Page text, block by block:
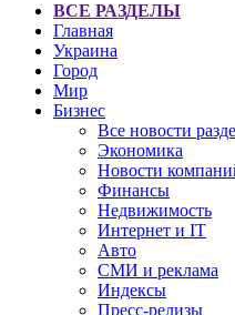
ВСЕ РАЗДЕЛЫ
Главная
Украина
Город
Мир
Бизнес
Все новости
Экономика
Новости
Финансы
Недвижимость
Интернет и IT
Авто
СМИ и реклама
Индексы
Пресс-релизы